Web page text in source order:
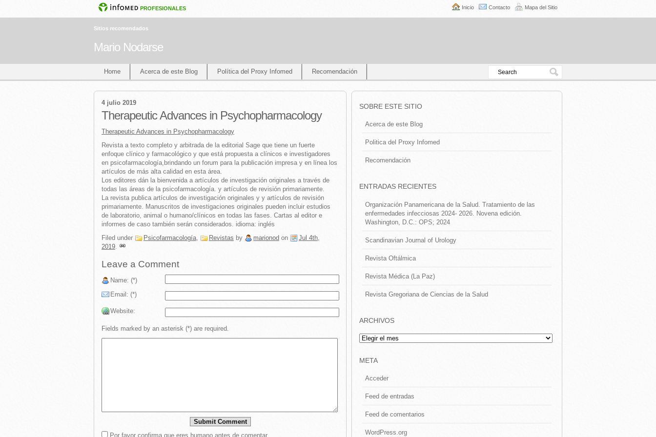
PROFESIONALES Inicio Contacto Mapa del Sitio
Sitios recomendados
Mario Nodarse
Home Acerca de este Blog Política del Proxy Infomed Recomendación
4 julio 2019
Therapeutic Advances in Psychopharmacology
Therapeutic Advances in Psychopharmacology
Revista a texto completo y arbitrada de la editorial Sage que tiene un fuerte
enfoque clínico y farmacológico y que está propuesta a clínicos e investigadores
en psicofarmacología,brindando un forum para la publicación impresa y en línea los
artículos de más alta calidad en esta área.
Los editores dán la bienvenida a artículos de investigación originales a través de
todas las áreas de la psicofarmacología. y artículos de revisión primariamente.
La revista publica artículos de investigación originales y y artículos de revisión
primariamente. Manuscritos de investigaciones originales pueden incluir estudios
de laboratorio, animal o humano/clínicos en todas las fases. Cartas al editor e
informes de caso también serán considerados. idioma: inglés
Filed under
Psicofarmacología, Revistas by marionod on
Jul 4th,
2019.
Leave a Comment
Name: (*)
Email: (*)
Website:
Fields marked by an asterisk (*) are required.
Por favor confirma que eres humano antes de comentar
SOBRE ESTE SITIO
Acerca de este Blog
Politica del Proxy Infomed
Recomendación
ENTRADAS RECIENTES
Organización Panamericana de la Salud. Tratamiento de las
enfermedades infecciosas 2024- 2026. Novena edición.
Washington, D.C.: OPS; 2024
Scandinavian Journal of Urology
Revista Oftálmica
Revista Médica (La Paz)
Revista Gregoriana de Ciencias de la Salud
ARCHIVOS
Archivos
META
Acceder
Feed de entradas
Feed de comentarios
WordPress.org